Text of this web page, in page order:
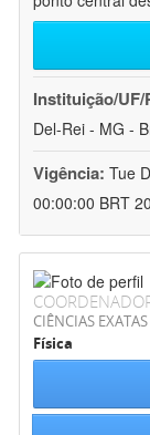
Instituição/UF/
Del-Rei - MG -
Vigência: Tue
00:00:00 BRT
CIÊNCIAS
Física